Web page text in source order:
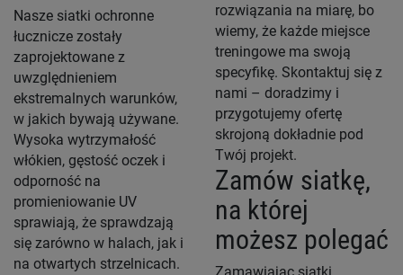
Nasze siatki ochronne
łucznicze zostały
zaprojektowane z
uwzględnieniem
ekstremalnych warunków,
w jakich bywają używane.
Wysoka wytrzymałość
włókien, gęstość oczek i
odporność na
promieniowanie UV
sprawiają, że sprawdzają
się zarówno w halach, jak i
na otwartych strzelnicach.
rozwiązania na miarę, bo
wiemy, że każde miejsce
treningowe ma swoją
specyfikę. Skontaktuj się z
nami – doradzimy i
przygotujemy ofertę
skrojoną dokładnie pod
Twój projekt.
Zamów siatkę,
na której
możesz polegać